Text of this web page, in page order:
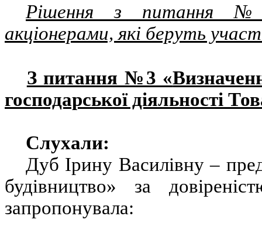
Рішення з питання
акціонерами, які беруть
З питання №3 «
господарської діяльності
Слухали:
Дуб Ірину Василівну –
будівництво» за
запропонувала: